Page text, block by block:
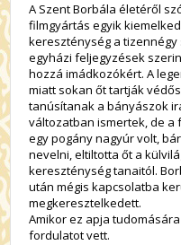
A Szent Borbála életéről
filmgyártás egyik
kereszténység a
egyházi feljegyzések
hozzá imádkozókért. A
miatt sokan őt tartják
tanúsítanak a bányászok
változatban ismertek, de a
egy pogány nagyúr volt,
nevelni, eltiltotta őt a
kereszténység tanaitól.
után mégis kapcsolatba
megkeresztelkedett.
Amikor ez apja
fordulatot vett.